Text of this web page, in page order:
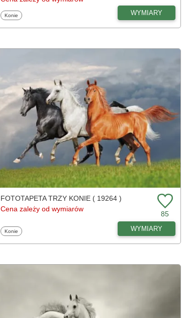
Fototapety
Konie WYMIARY
FOTOTAPETA TRZY KONIE ( 19264 )
Cena zależy od wymiarów
85
Fototapety
Konie WYMIARY